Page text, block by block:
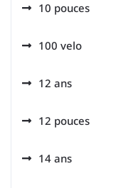
10 pouces
100 velo
12 ans
12 pouces
14 ans